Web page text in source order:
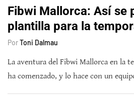
Fibwi Mallorca: Así se
plantilla para la
PorToni Dalmau
La aventura del Fibwi Mallorca en la
ha comenzado, y lo hace con un